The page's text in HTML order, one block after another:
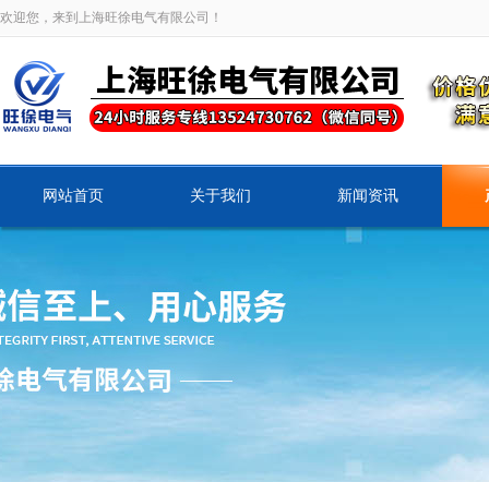
欢迎您，来到上海旺徐电气有限公司！
网站首页 关于我们 新闻资讯